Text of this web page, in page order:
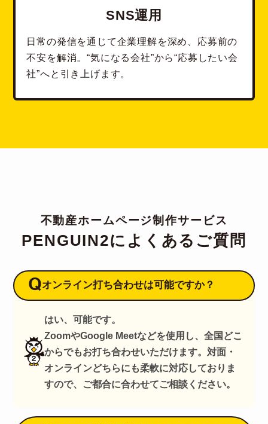
SNS運用
日常の発信を通じて企業理解を深め、応募前の
不安を解消。“気になる会社”から“応募したい会
社”へと引き上げます。
不動産ホームページ制作サービス
PENGUIN2によくあるご質問
Qオンライン打ち合わせは可能ですか？
はい、可能です。
ZoomやGoogle Meetなどを使用し、全国どこ
からでもお打ち合わせいただけます。対面・
オンラインどちらにも柔軟に対応しておりま
すので、ご都合に合わせてご相談ください。